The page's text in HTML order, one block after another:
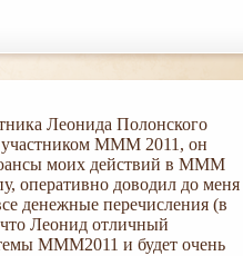
Леонида Полонского
участником МММ 2011, он
моих действий в МММ
оперативно доводил до меня
денежные перечисления (в
Леонид отличный
МММ2011 и будет очень